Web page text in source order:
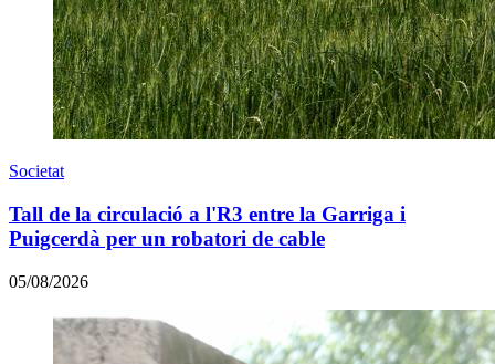
Societat
Tall de la circulació a l'R3 entre la Garriga i
Puigcerdà per un robatori de cable
05/08/2026